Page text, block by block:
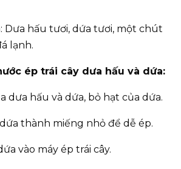
: Dưa hấu tươi, dứa tươi, một chút
lạnh.
ép trái cây dưa hấu và dứa:
dưa hấu và dứa, bỏ hạt của dứa.
thành miếng nhỏ để dễ ép.
vào máy ép trái cây.